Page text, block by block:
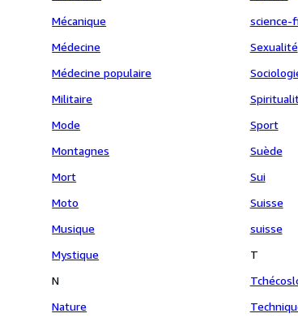
Mécanique
Médecine
Médecine populaire
Militaire
Mode
Montagnes
Mort
Moto
Musique
Mystique
N
Nature
science-
Sexualité
Sport
Suède
Sui
Suisse
suisse
T